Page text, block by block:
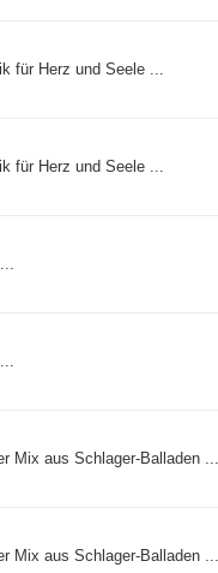
für Herz und Seele ...
für Herz und Seele ...
Mix aus Schlager-Balladen ...
Mix aus Schlager-Balladen ...